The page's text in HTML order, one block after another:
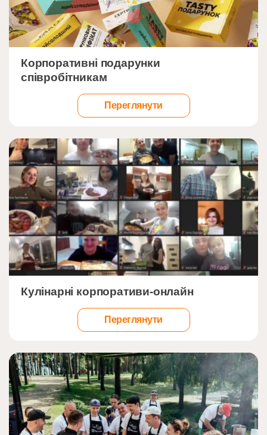
Корпоративні подарунки
співробітникам
Переглянути
Кулінарні корпоративи-онлайн
Переглянути